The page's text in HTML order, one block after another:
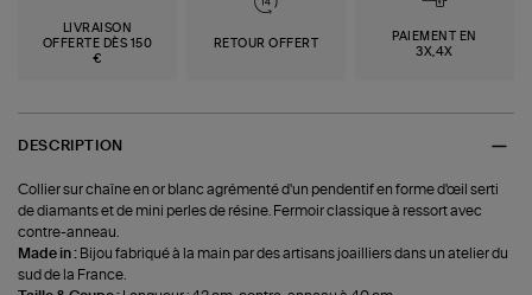
LIVRAISON
OFFERTE DÈS 150
€
RETOUR OFFERT
PAIEMENT EN
3X,4X
DESCRIPTION
Collier sur chaîne en or blanc agrémenté d'un pendentif en forme d'œil serti
de diamants et de mini perles de résine. Fermoir classique à ressort avec
contre-anneau.
Made in : Bijou fabriqué à la main par des artisans joailliers dans un atelier du
sud de la France.